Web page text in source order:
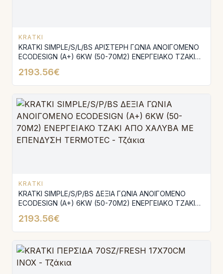
KRATKI
KRATKI SIMPLE/S/L/BS ΑΡΙΣΤΕΡΗ ΓΩΝΙΑ ΑΝΟΙΓΟΜΕΝΟ
ECODESIGN (A+) 6KW (50-70M2) ΕΝΕΡΓΕΙΑΚΟ ΤΖΑΚΙ
2193.56€
KRATKI
KRATKI SIMPLE/S/P/BS ΔΕΞΙΑ ΓΩΝΙΑ ΑΝΟΙΓΟΜΕΝΟ
ECODESIGN (A+) 6KW (50-70M2) ΕΝΕΡΓΕΙΑΚΟ ΤΖΑΚΙ
2193.56€